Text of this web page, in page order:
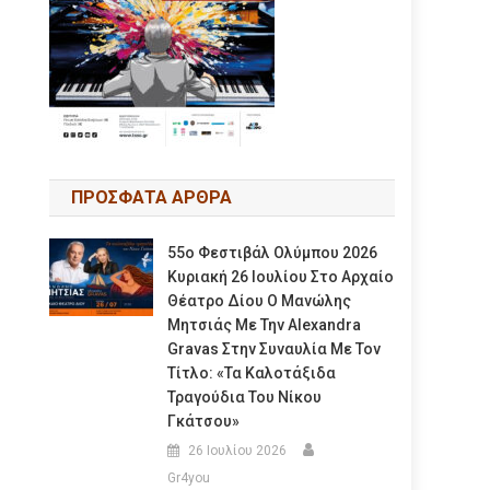
ΠΡΟΣΦΑΤΑ ΑΡΘΡΑ
55ο Φεστιβάλ Ολύμπου 2026
Κυριακή 26 Ιουλίου Στο Αρχαίο
Θέατρο Δίου Ο Μανώλης
Μητσιάς Με Την Alexandra
Gravas Στην Συναυλία Με Τον
Τίτλο: «τα Καλοτάξιδα
Τραγούδια Του Νίκου
Γκάτσου»
26 Ιουλίου 2026
Gr4you